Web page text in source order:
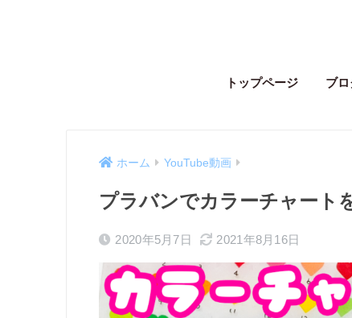
トップページ ブロ
ホーム YouTube動画
プラバンでカラーチャート
2020年5月7日 2021年8月16日